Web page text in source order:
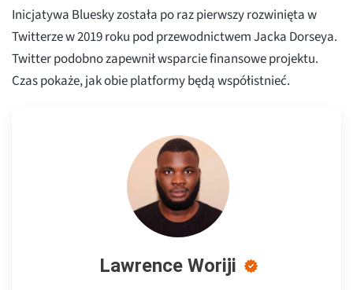
Inicjatywa Bluesky została po raz pierwszy rozwinięta w
Twitterze w 2019 roku pod przewodnictwem Jacka Dorseya.
Twitter podobno zapewnił wsparcie finansowe projektu.
Czas pokaże, jak obie platformy będą współistnieć.
Lawrence Woriji